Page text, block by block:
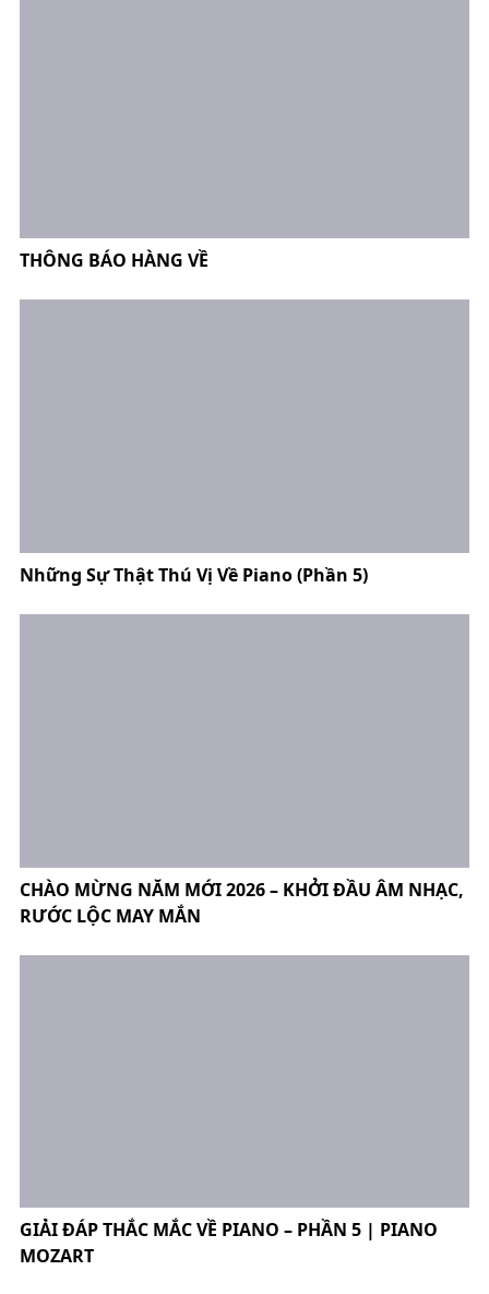
THÔNG BÁO HÀNG VỀ
Những Sự Thật Thú Vị Về Piano (Phần 5)
CHÀO MỪNG NĂM MỚI 2026 – KHỞI ĐẦU ÂM NHẠC,
RƯỚC LỘC MAY MẮN
GIẢI ĐÁP THẮC MẮC VỀ PIANO – PHẦN 5 | PIANO
MOZART